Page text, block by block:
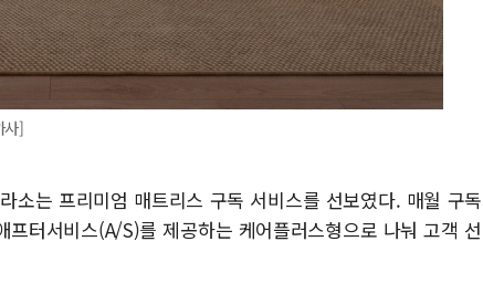
사]
소는 프리미엄 매트리스 구독 서비스를 선보였다. 매월 구독
터서비스(A/S)를 제공하는 케어플러스형으로 나눠 고객 선